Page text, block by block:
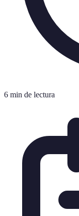
6 min de lectura